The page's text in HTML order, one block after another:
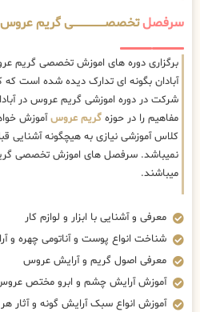
سرفصلتخصصــــــــــــــــــــی
برگزاری دوره های اموزش تخصصی گریم
آبادان بگونه ای تدارک دیده شده است که
شرکت در دوره اموزشی گریم عروس در
مفاهیم را در حوزه گریم عروسآموزش
کلاس آموزشی نیازی به هیچگونه آشنایی
نمیباشد. سرفصل های اموزش تخصصی
میباشند.
معرفی و آشنایی با ابزار و لوازم کار
شناخت انواع پوست و آناتومی چهره و
معرفی اصول گریم و آرایش عروس
آموزش آرایش چشم و ابرو مختص
آموزش انواع سبک آرایش گونه و آثار